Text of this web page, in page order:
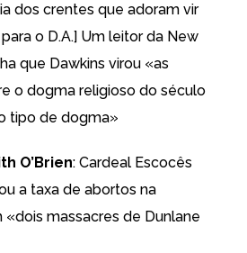
dos crentes que adoram vir
o D.A.] Um leitor da New
que Dawkins virou «as
o dogma religioso do século
tipo de dogma»
O’Brien: Cardeal Escocês
a taxa de abortos na
«dois massacres de Dunlane